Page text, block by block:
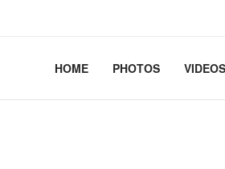
cloud-amd64 #1 SMP
HOME PHOTOS VIDEOS